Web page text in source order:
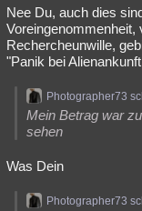
Nee Du, auch dies
Voreingenommenheit,
Rechercheunwille,
"Panik bei
Photographer73
Mein Betrag war
sehen
Was Dein
Photographer73